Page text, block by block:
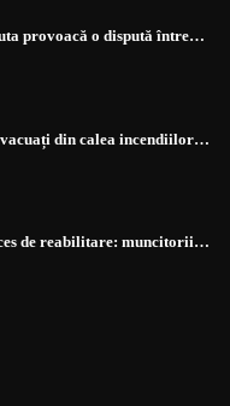
provoacă o dispută între…
din calea incendiilor…
de reabilitare: muncitorii…